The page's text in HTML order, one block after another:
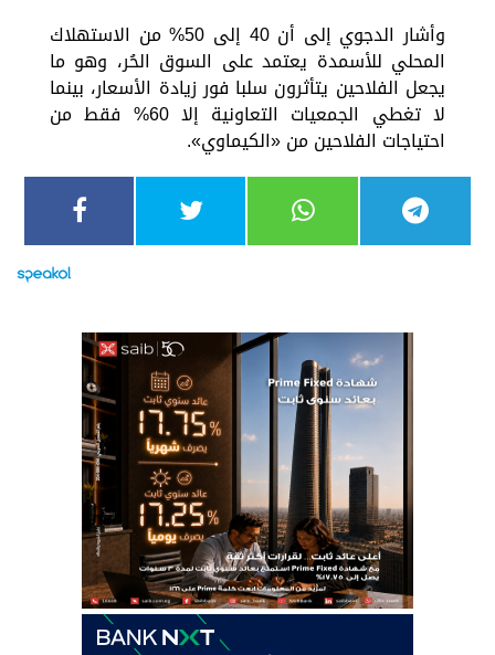
وأشار الدجوي إلى أن 40 إلى 50% من الاستهلاك
المحلي للأسمدة يعتمد على السوق الحُر، وهو ما
يجعل الفلاحين يتأثرون سلبا فور زيادة الأسعار، بينما
لا تغطي الجمعيات التعاونية إلا 60% فقط من
احتياجات الفلاحين من «الكيماوي».